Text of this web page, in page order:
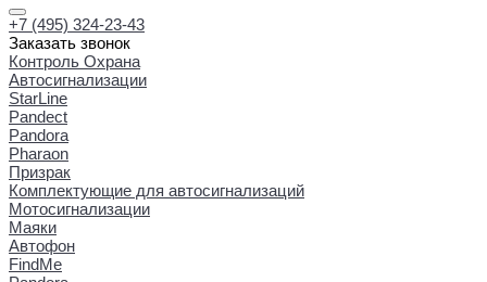
+7 (495) 324-23-43
Заказать звонок
Контроль Охрана
Автосигнализации
StarLine
Pandect
Pandora
Pharaon
Призрак
Комплектующие для автосигнализаций
Мотосигнализации
Маяки
Автофон
FindMe